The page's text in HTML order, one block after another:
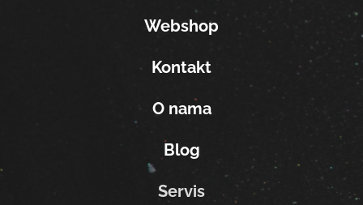
Webshop
Kontakt
O nama
Blog
Servis